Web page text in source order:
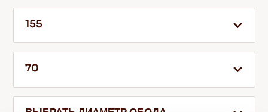
БЛОГ И ВИДЕО
155
70